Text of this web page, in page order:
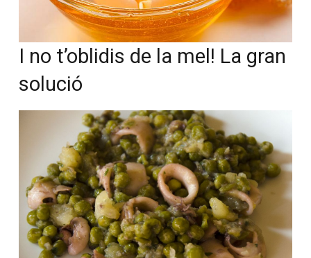
I no t’oblidis de la mel! La
gran solució
ser un
membre actiu de la nostra
comunitat.
Si, vull col·laborar activament
No, però vull rebre el butlletí